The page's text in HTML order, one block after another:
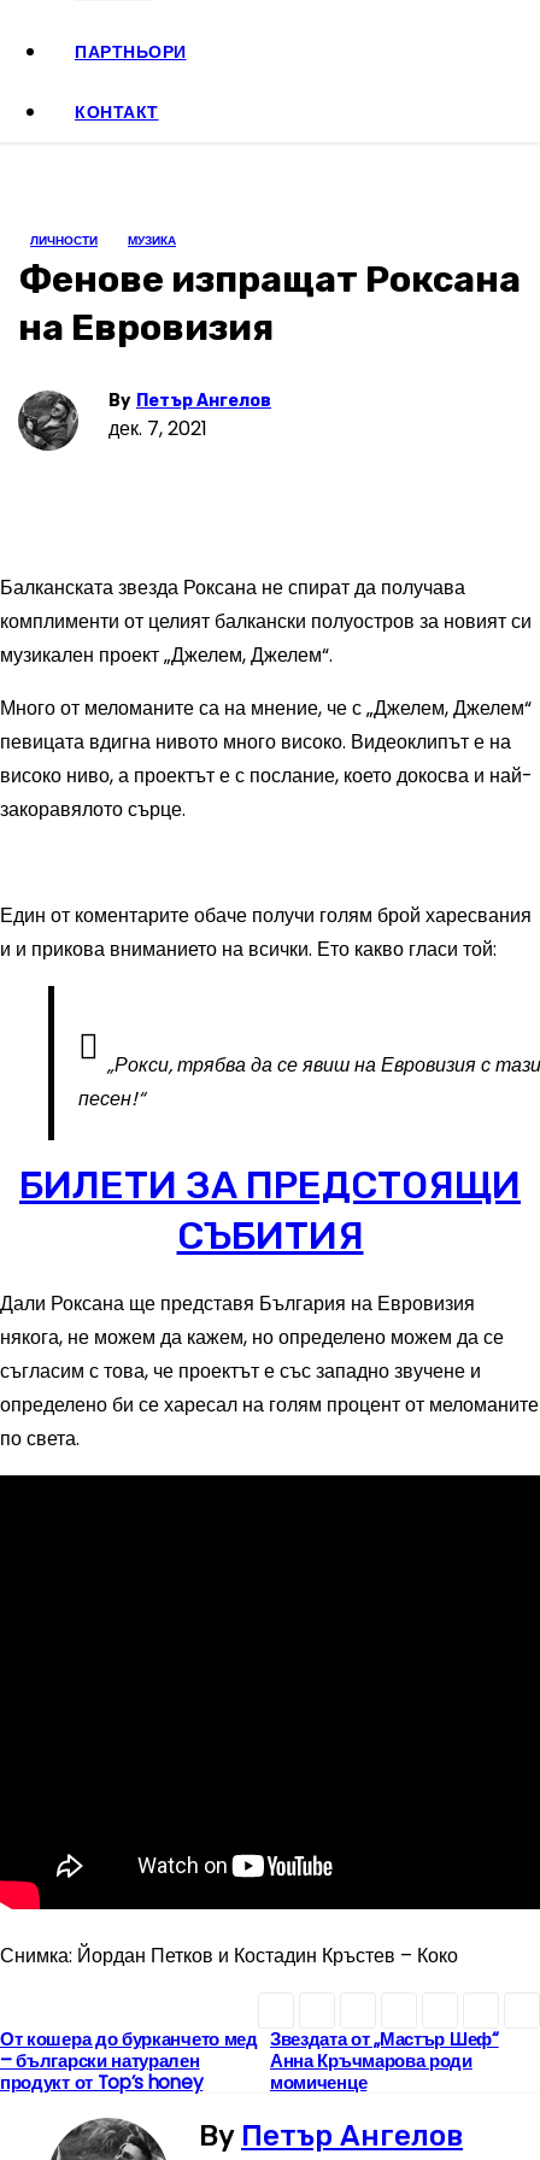
ПАРТНЬОРИ
КОНТАКТ
ЛИЧНОСТИ МУЗИКА
Фенове изпращат Роксана
на Евровизия
By Петър Ангелов
дек. 7, 2021
Балканската звезда Роксана не спират да получава
комплименти от целият балкански полуостров за новият си
музикален проект „Джелем, Джелем“.
Много от меломаните са на мнение, че с „Джелем, Джелем“
певицата вдигна нивото много високо. Видеоклипът е на
високо ниво, а проектът е с послание, което докосва и най-
закоравялото сърце.
Един от коментарите обаче получи голям брой харесвания
и и прикова вниманието на всички. Ето какво гласи той:
„Рокси, трябва да се явиш на Евровизия с тази
песен!“
БИЛЕТИ ЗА ПРЕДСТОЯЩИ
СЪБИТИЯ
Дали Роксана ще представя България на Евровизия
някога, не можем да кажем, но определено можем да се
съгласим с това, че проектът е със западно звучене и
определено би се харесал на голям процент от меломаните
по света.
Снимка: Йордан Петков и Костадин Кръстев – Коко
Н
а
Звездата от „Мастър Шеф“
Анна Кръчмарова роди
момиченце
От кошера до бурканчето мед
– български натурален
продукт от Top’s honey
By Петър Ангелов